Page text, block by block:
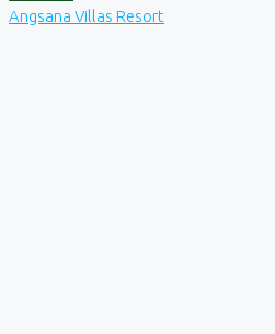
Angsana Villas Resort